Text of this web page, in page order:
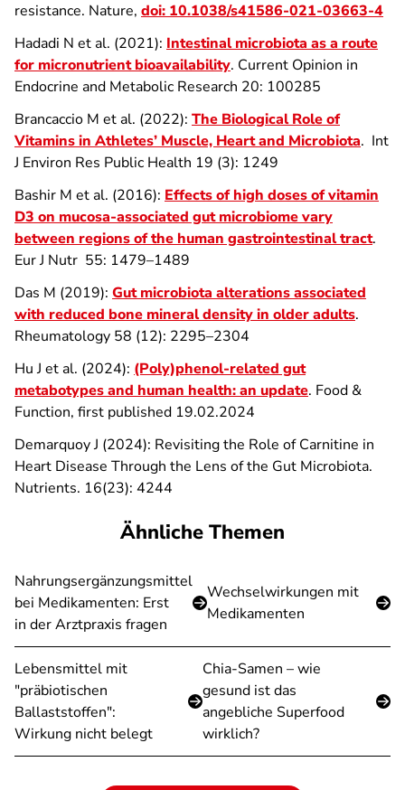
resistance. Nature, doi: 10.1038/s41586-021-03663-4
Hadadi N et al. (2021): Intestinal microbiota as a route
for micronutrient bioavailability. Current Opinion in
Endocrine and Metabolic Research 20: 100285
Brancaccio M et al. (2022): The Biological Role of
Vitamins in Athletes’ Muscle, Heart and Microbiota. Int
J Environ Res Public Health 19 (3): 1249
Bashir M et al. (2016): Effects of high doses of vitamin
D3 on mucosa-associated gut microbiome vary
between regions of the human gastrointestinal tract.
Eur J Nutr 55: 1479–1489
Das M (2019): Gut microbiota alterations associated
with reduced bone mineral density in older adults.
Rheumatology 58 (12): 2295–2304
Hu J et al. (2024): (Poly)phenol-related gut
metabotypes and human health: an update. Food &
Function, first published 19.02.2024
Demarquoy J (2024): Revisiting the Role of Carnitine in
Heart Disease Through the Lens of the Gut Microbiota.
Nutrients. 16(23): 4244
Ähnliche Themen
Nahrungsergänzungsmittel
bei Medikamenten: Erst
in der Arztpraxis fragen
Wechselwirkungen mit
Medikamenten
Lebensmittel mit
"präbiotischen
Ballaststoffen":
Wirkung nicht belegt
Chia-Samen – wie
gesund ist das
angebliche Superfood
wirklich?